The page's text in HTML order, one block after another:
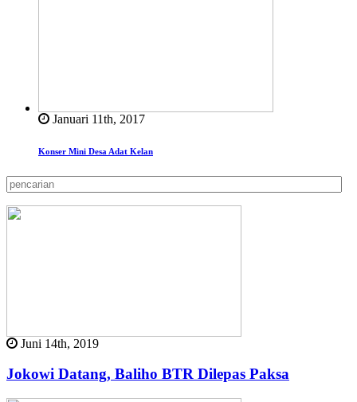
Januari 11th, 2017
Konser Mini Desa Adat Kelan
Juni 14th, 2019
Jokowi Datang, Baliho BTR Dilepas Paksa